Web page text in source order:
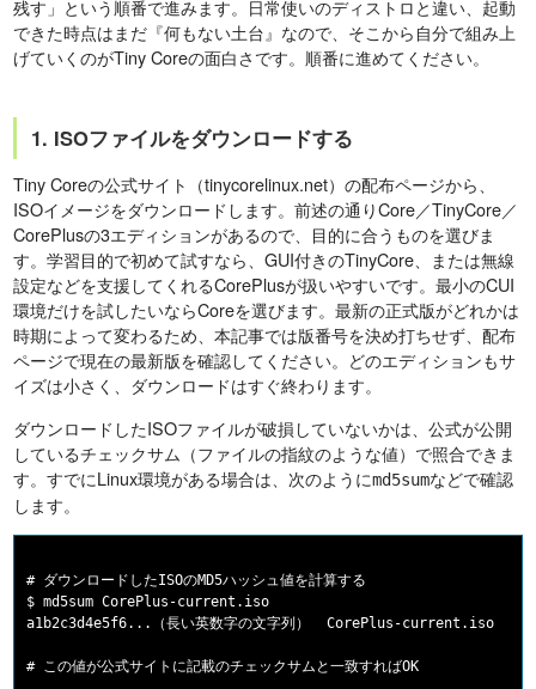
残す」という順番で進みます。日常使いのディストロと違い、起動
できた時点はまだ『何もない土台』なので、そこから自分で組み上
げていくのがTiny Coreの面白さです。順番に進めてください。
1. ISOファイルをダウンロードする
Tiny Coreの公式サイト（tinycorelinux.net）の配布ページから、
ISOイメージをダウンロードします。前述の通りCore／TinyCore／
CorePlusの3エディションがあるので、目的に合うものを選びま
す。学習目的で初めて試すなら、GUI付きのTinyCore、または無線
設定などを支援してくれるCorePlusが扱いやすいです。最小のCUI
環境だけを試したいならCoreを選びます。最新の正式版がどれかは
時期によって変わるため、本記事では版番号を決め打ちせず、配布
ページで現在の最新版を確認してください。どのエディションもサ
イズは小さく、ダウンロードはすぐ終わります。
ダウンロードしたISOファイルが破損していないかは、公式が公開
しているチェックサム（ファイルの指紋のような値）で照合できま
す。すでにLinux環境がある場合は、次のようにmd5sumなどで確認
します。
# ダウンロードしたISOのMD5ハッシュ値を計算する
$ md5sum CorePlus-current.iso
a1b2c3d4e5f6...（長い英数字の文字列）  CorePlus-current.iso